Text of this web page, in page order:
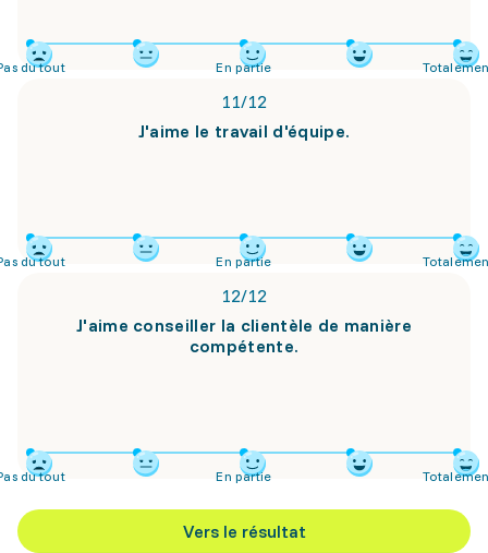
du tout En partie
11/12
J'aime le travail d'équipe.
du tout En partie
12/12
J'aime conseiller la clientèle de manière
compétente.
du tout En partie
Vers le résultat